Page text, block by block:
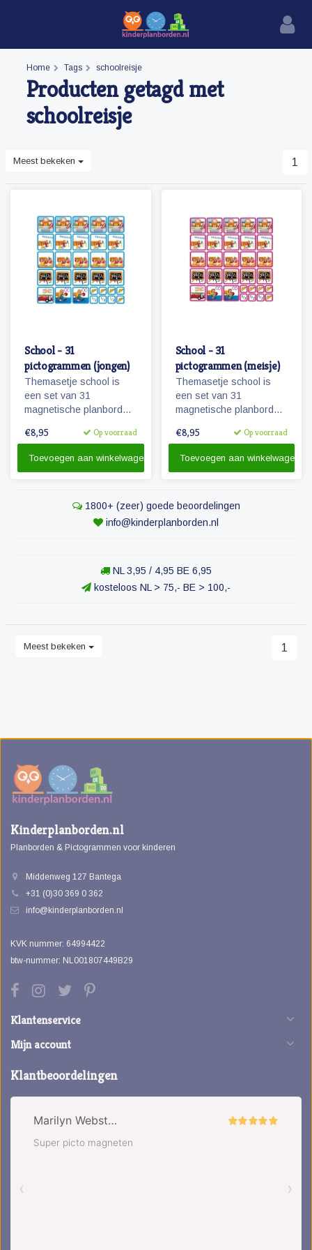
Home Tags schoolreisje
Producten getagd met
schoolreisje
Meest bekeken 1
School - 31
pictogrammen (jongen)
Themasetje school is
een set van 31
magnetische planbord
kinderen en omvat o.a.
schoolreisje.
€8,95 Op voorraad
Toevoegen aan winkelwagen
School - 31
pictogrammen (meisje)
Themasetje school is
een set van 31
magnetische planbord
kinderen en omvat o.a.
schoolreisje.
€8,95 Op voorraad
Toevoegen aan winkelwagen
1800+ (zeer) goede beoordelingen
info@kinderplanborden.nl
NL 3,95 / 4,95 BE 6,95
kosteloos NL > 75,- BE > 100,-
Meest bekeken 1
Kinderplanborden.nl
Planborden & Pictogrammen voor kinderen
Middenweg 127 Bantega
+31 (0)30 369 0 362
info@kinderplanborden.nl
KVK nummer: 64994422
btw-nummer: NL001807449B29
Klantenservice
Mijn account
Klantbeoordelingen